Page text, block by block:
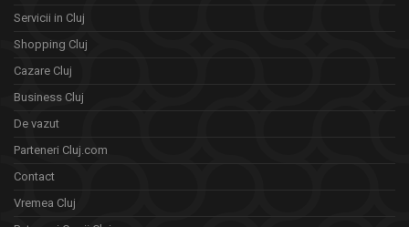
Servicii in Cluj
Shopping Cluj
Cazare Cluj
Business Cluj
De vazut
Parteneri Cluj.com
Contact
Vremea Cluj